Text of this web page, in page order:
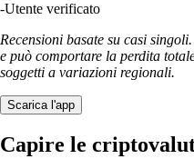
-Utente verificato
Recensioni basate su casi
e può comportare la perdita
soggetti a variazioni regionali.
Scarica l'app
Capire le